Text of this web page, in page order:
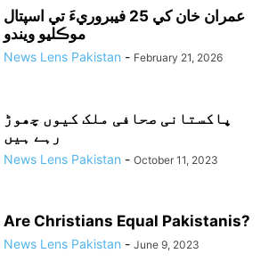
عمران خان کي 25 فيبروريءَ تي اسپتال
موڪليو ويندو
News Lens Pakistan - February 21, 2026
پاکستانی صحافی ملک کیوں چھوڑ
رہے ہیں
News Lens Pakistan - October 11, 2023
Are Christians Equal Pakistanis?
News Lens Pakistan - June 9, 2023